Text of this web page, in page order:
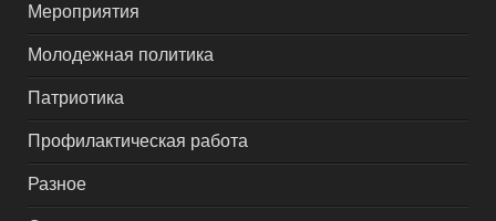
Мероприятия
Молодежная политика
Патриотика
Профилактическая работа
Разное